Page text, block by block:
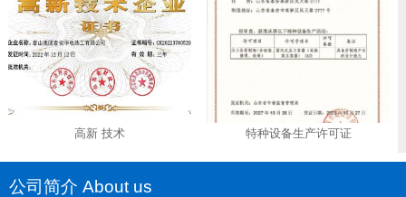
高新 技术 特种设备生产许可证
公司简介 About us